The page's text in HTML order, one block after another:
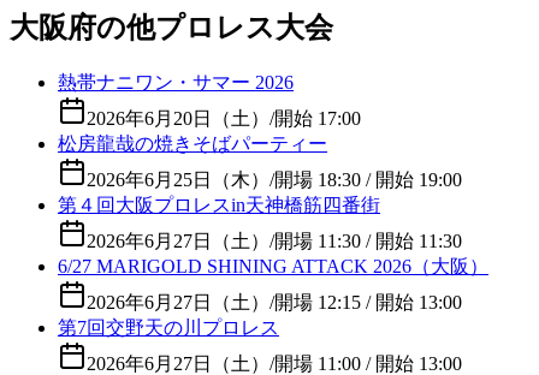
大阪府の他プロレス大会
熱帯ナニワン・サマー 2026
2026年6月20日（土） /開始 17:00
松房龍哉の焼きそばパーティー
2026年6月25日（木） /開場 18:30 / 開始 19:00
第４回大阪プロレスin天神橋筋四番街
2026年6月27日（土） /開場 11:30 / 開始 11:30
6/27 MARIGOLD SHINING ATTACK 2026（大阪）
2026年6月27日（土） /開場 12:15 / 開始 13:00
第7回交野天の川プロレス
2026年6月27日（土） /開場 11:00 / 開始 13:00